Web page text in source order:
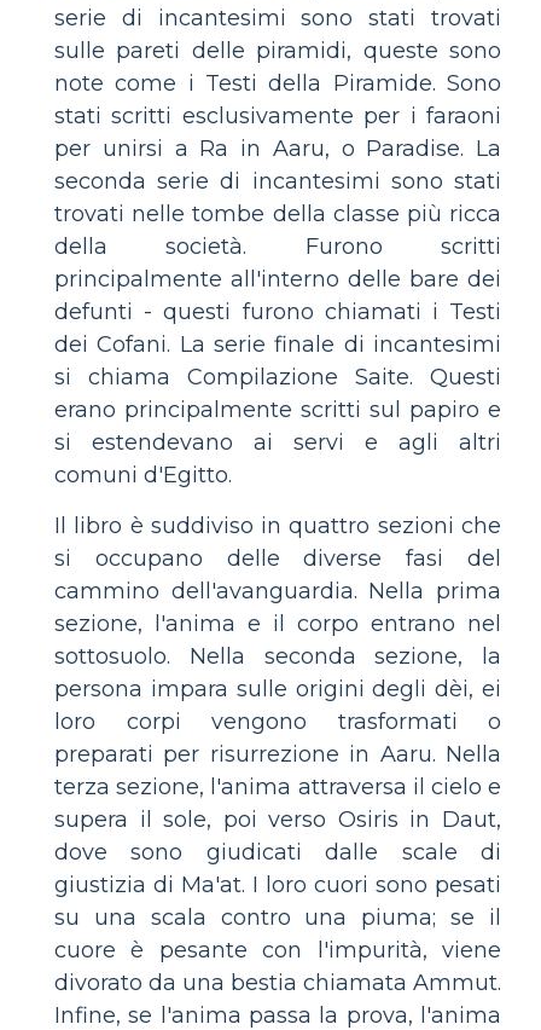
serie di incantesimi sono stati trovati
sulle pareti delle piramidi, queste sono
note come i Testi della Piramide. Sono
stati scritti esclusivamente per i faraoni
per unirsi a Ra in Aaru, o Paradise. La
seconda serie di incantesimi sono stati
trovati nelle tombe della classe più ricca
della società. Furono scritti
principalmente all'interno delle bare dei
defunti - questi furono chiamati i Testi
dei Cofani. La serie finale di incantesimi
si chiama Compilazione Saite. Questi
erano principalmente scritti sul papiro e
si estendevano ai servi e agli altri
comuni d'Egitto.
Il libro è suddiviso in quattro sezioni che
si occupano delle diverse fasi del
cammino dell'avanguardia. Nella prima
sezione, l'anima e il corpo entrano nel
sottosuolo. Nella seconda sezione, la
persona impara sulle origini degli dèi, ei
loro corpi vengono trasformati o
preparati per risurrezione in Aaru. Nella
terza sezione, l'anima attraversa il cielo e
supera il sole, poi verso Osiris in Daut,
dove sono giudicati dalle scale di
giustizia di Ma'at. I loro cuori sono pesati
su una scala contro una piuma; se il
cuore è pesante con l'impurità, viene
divorato da una bestia chiamata Ammut.
Infine, se l'anima passa la prova, l'anima